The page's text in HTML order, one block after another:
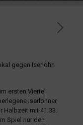
gegen Iserlohn
ersten Viertel
Iserlohner
Halbzeit mit 41:33.
Spiel nur den